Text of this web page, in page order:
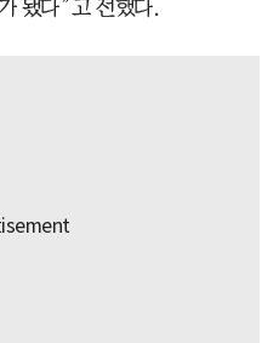
됐다”고 전했다.